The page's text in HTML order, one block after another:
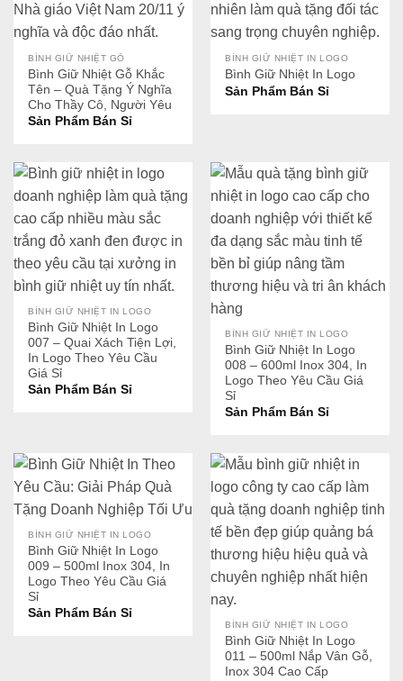
BÌNH GIỮ NHIỆT GỖ
Bình Giữ Nhiệt Gỗ Khắc
Tên – Quà Tặng Ý Nghĩa
Cho Thầy Cô, Người Yêu
Sản Phẩm Bán Sỉ
BÌNH GIỮ NHIỆT IN LOGO
Bình Giữ Nhiệt In Logo
Sản Phẩm Bán Sỉ
BÌNH GIỮ NHIỆT IN LOGO
Bình Giữ Nhiệt In Logo
007 – Quai Xách Tiện Lợi,
In Logo Theo Yêu Cầu
Giá Sỉ
Sản Phẩm Bán Sỉ
BÌNH GIỮ NHIỆT IN LOGO
Bình Giữ Nhiệt In Logo
008 – 600ml Inox 304, In
Logo Theo Yêu Cầu Giá
Sỉ
Sản Phẩm Bán Sỉ
BÌNH GIỮ NHIỆT IN LOGO
Bình Giữ Nhiệt In Logo
009 – 500ml Inox 304, In
Logo Theo Yêu Cầu Giá
Sỉ
Sản Phẩm Bán Sỉ
BÌNH GIỮ NHIỆT IN LOGO
Bình Giữ Nhiệt In Logo
011 – 500ml Nắp Vân Gỗ,
Inox 304 Cao Cấp